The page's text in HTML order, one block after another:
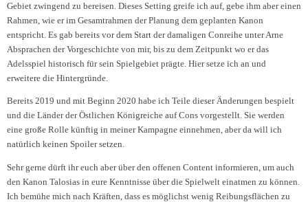
Gebiet zwingend zu bereisen. Dieses Setting greife ich auf, gebe ihm aber einen
Rahmen, wie er im Gesamtrahmen der Planung dem geplanten Kanon
entspricht. Es gab bereits vor dem Start der damaligen Conreihe unter Arne
Absprachen der Vorgeschichte von mir, bis zu dem Zeitpunkt wo er das
Adelsspiel historisch für sein Spielgebiet prägte. Hier setze ich an und
erweitere die Hintergründe.
Bereits 2019 und mit Beginn 2020 habe ich Teile dieser Änderungen bespielt
und die Länder der Östlichen Königreiche auf Cons vorgestellt. Sie werden
eine große Rolle künftig in meiner Kampagne einnehmen, aber da will ich
natürlich keinen Spoiler setzen.
Sehr gerne dürft ihr euch aber über den offenen Content informieren, um auch
den Kanon Talosias in eure Kenntnisse über die Spielwelt einatmen zu können.
Ich bemühe mich nach Kräften, dass es möglichst wenig Reibungsflächen zu